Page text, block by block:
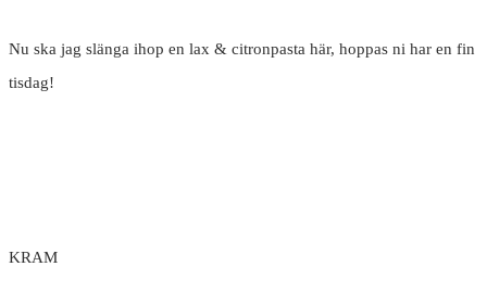
Nu ska jag slänga ihop en lax & citronpasta här, hoppas ni har en fin
tisdag!
KRAM